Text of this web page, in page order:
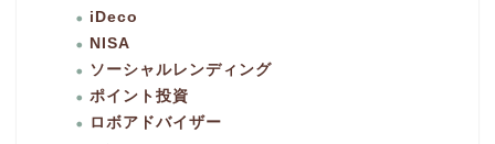
iDeco
NISA
ソーシャルレンディング
ポイント投資
ロボアドバイザー